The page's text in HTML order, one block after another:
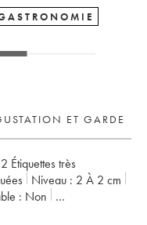
ET GARDE
2 Étiquettes très
Niveau : 2 À 2 cm
:
non